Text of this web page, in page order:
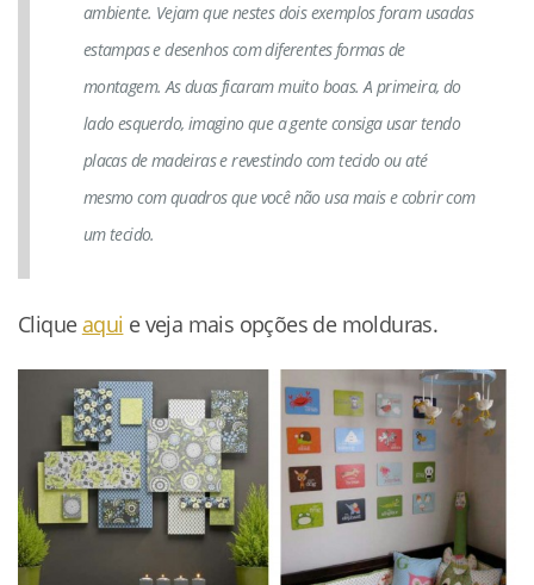
ambiente. Vejam que nestes dois exemplos foram usadas
estampas e desenhos com diferentes formas de
montagem. As duas ficaram muito boas. A primeira, do
lado esquerdo, imagino que a gente consiga usar tendo
placas de madeiras e revestindo com tecido ou até
mesmo com quadros que você não usa mais e cobrir com
um tecido.
Cliqueaqui e veja mais opções de molduras.